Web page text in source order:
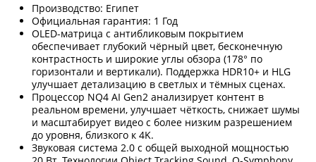
Производство: Египет
Официальная гарантия: 1 Год
OLED-матрица с антибликовым покрытием
обеспечивает глубокий чёрный цвет, бесконечную
контрастность и широкие углы обзора (178° по
горизонтали и вертикали). Поддержка HDR10+ и HLG
улучшает детализацию в светлых и тёмных сценах.
Процессор NQ4 AI Gen2 анализирует контент в
реальном времени, улучшает чёткость, снижает шумы
и масштабирует видео с более низким разрешением
до уровня, близкого к 4K.
Звуковая система 2.0 с общей выходной мощностью